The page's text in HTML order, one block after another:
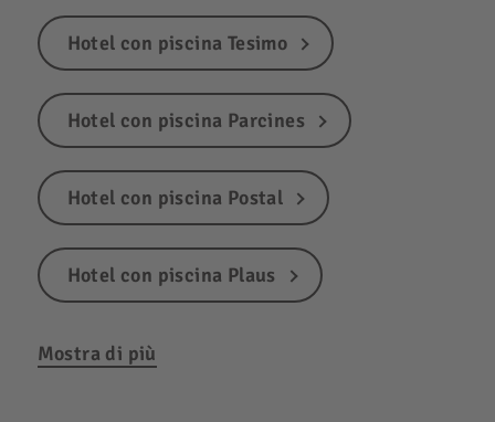
Hotel con piscina Tesimo
Hotel con piscina Parcines
Hotel con piscina Postal
Hotel con piscina Plaus
Mostra di più